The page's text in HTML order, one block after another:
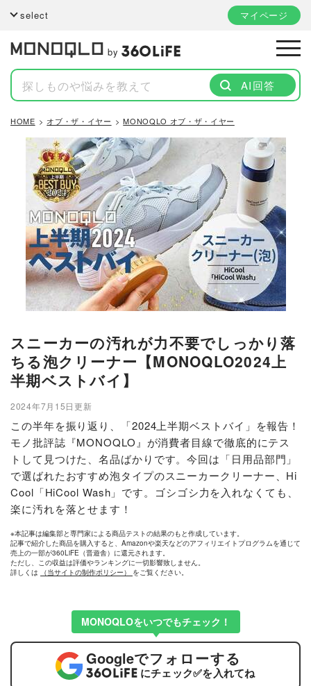
select マイページ
by
AI回答
HOME オブ・ザ・イヤー MONOQLO オブ・ザ・イヤー
スニーカーの汚れが力不要でしっかり落
ちる泡クリーナー【MONOQLO2024上
半期ベストバイ】
2024年7月15日更新
この半年を振り返り、「2024上半期ベストバイ」を報告！
モノ批評誌『MONOQLO』が消費者目線で徹底的にテス
トして見つけた、名品ばかりです。今回は「日用品部門」
で選ばれたおすすめ泡タイプのスニーカークリーナー、Hi
Cool「HiCool Wash」です。ゴシゴシ力を入れなくても、
楽に汚れを落とせます！
※本記事は編集部と専門家による商品テストの結果のもと作成しています。
記事で紹介した商品を購入すると、Amazonや楽天などのアフィリエイトプログラムを通じて
売上の一部が360LiFE（晋遊舎）に還元されます。
ただし、この収益は評価やランキングに一切影響致しません。
詳しくは
（当サイトの制作ポリシー） をご覧ください。
MONOQLOをいつでもチェック！
Googleでフォローする
にチェック✅を入れてね